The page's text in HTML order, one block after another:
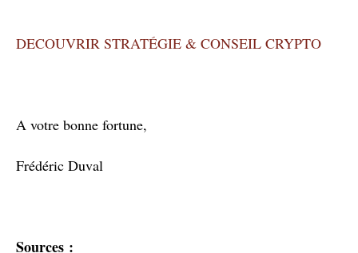
DECOUVRIR STRATÉGIE & CONSEIL CRYPTO
A votre bonne fortune,
Frédéric Duval
Sources :